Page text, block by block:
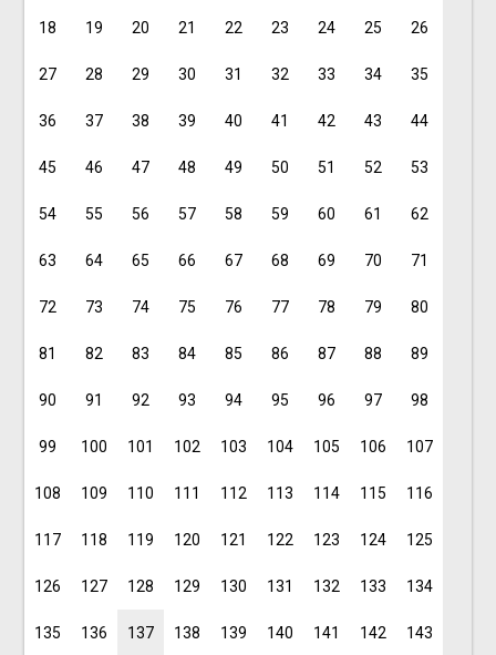
18 19 20 21 22 23 24 25 26
27 28 29 30 31 32 33 34 35
36 37 38 39 40 41 42 43 44
45 46 47 48 49 50 51 52 53
54 55 56 57 58 59 60 61 62
63 64 65 66 67 68 69 70 71
72 73 74 75 76 77 78 79 80
81 82 83 84 85 86 87 88 89
90 91 92 93 94 95 96 97 98
99 100 101 102 103 104 105 106 107
108 109 110 111 112 113 114 115 116
117 118 119 120 121 122 123 124 125
126 127 128 129 130 131 132 133 134
135 136 137 138 139 140 141 142 143